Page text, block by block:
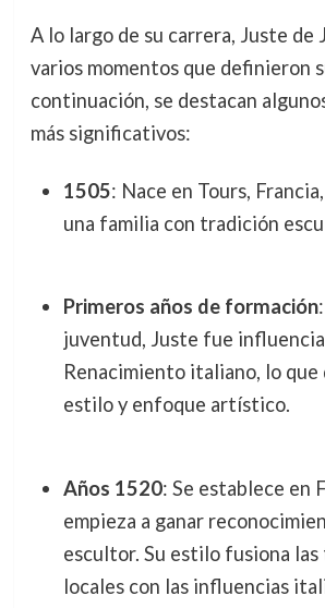
A lo largo de su carrera, Juste de
varios momentos que definieron
continuación, se destacan
más significativos:
1505: Nace en Tours,
una familia con tradición
Primeros años de formación
juventud, Juste fue
Renacimiento italiano, lo que
estilo y enfoque artístico.
Años 1520: Se establece en
empieza a ganar
escultor. Su estilo fusiona
locales con las influencias